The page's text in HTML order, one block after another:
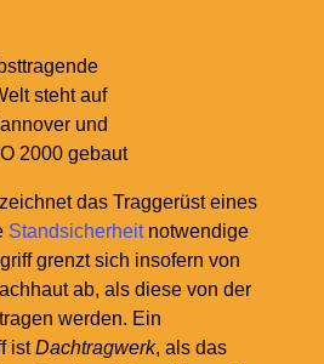
steht auf
und
2000 gebaut
das Traggerüst eines
Standsicherheitnotwendige
grenzt sich insofern von
ab, als diese von der
werden. Ein
istDachtragwerk, als das